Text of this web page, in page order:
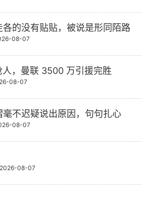
的没有贴贴，被说是形同陌路
08-07
，曼联 3500 万引援完胜
08-07
不迟疑说出原因，句句扎心
08-07
2026-08-07